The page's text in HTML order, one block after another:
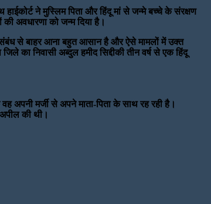
ने मुस्लिम पिता और हिंदू मां से जन्मे बच्चे के संरक्षण
अवधारणा को जन्म दिया है।
संबंध से बाहर आना बहुत आसान है और ऐसे मामलों में उक्त
निवासी अब्दुल हमीद सिद्दीकी तीन वर्ष से एक हिंदू
अपनी मर्जी से अपने माता-पिता के साथ रह रही है।
की थी।